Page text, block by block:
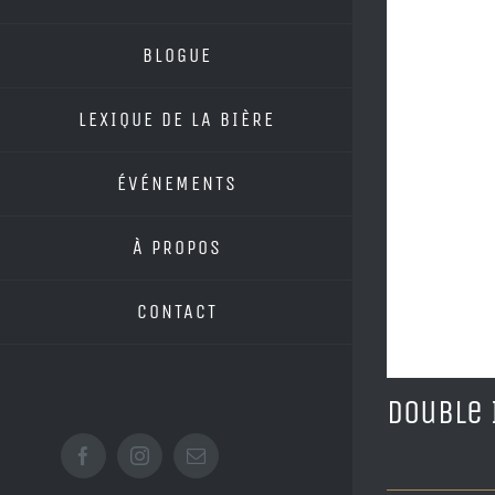
BLOGUE
LEXIQUE DE LA BIÈRE
ÉVÉNEMENTS
À PROPOS
CONTACT
FacebookInstagramEmail
Double